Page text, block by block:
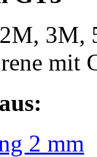
3M,
mit
2 mm